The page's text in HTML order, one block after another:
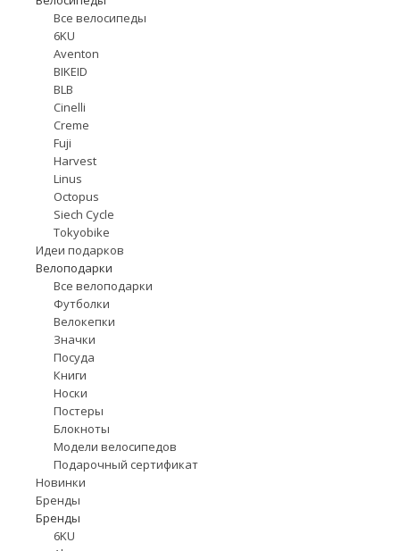
Все велосипеды
6KU
Aventon
BIKEID
BLB
Cinelli
Creme
Fuji
Harvest
Linus
Octopus
Siech Cycle
Tokyobike
Идеи подарков
Велоподарки
Все велоподарки
Футболки
Велокепки
Значки
Посуда
Книги
Носки
Постеры
Блокноты
Модели велосипедов
Подарочный сертификат
Новинки
Бренды
Бренды
6KU